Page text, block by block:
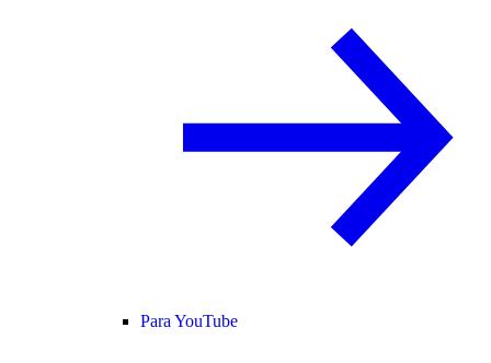
Para YouTube